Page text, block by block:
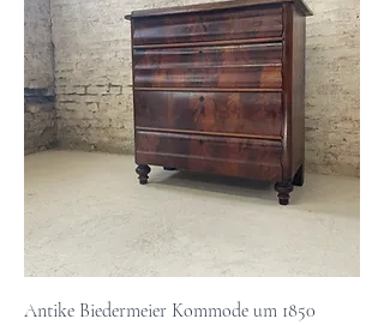
Antike Biedermeier Kommode um 1850